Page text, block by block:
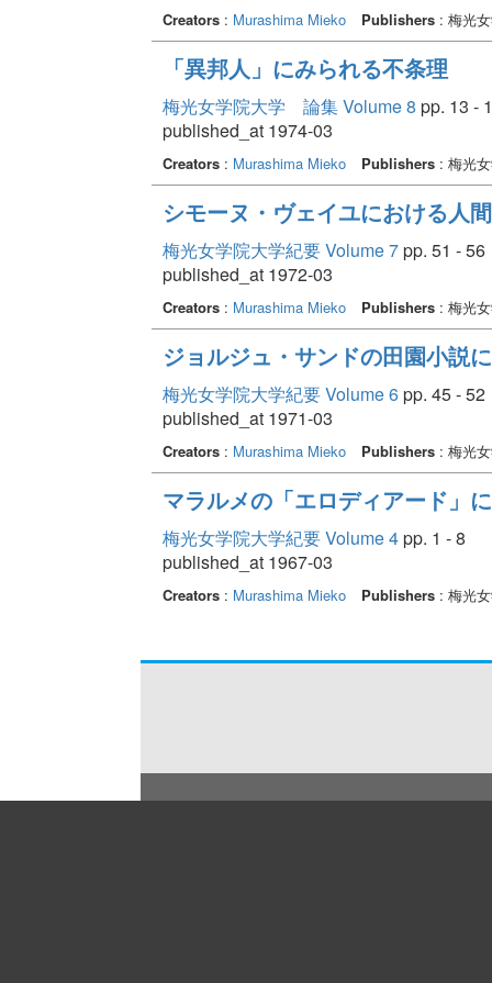
Creators: Murashima Mieko Publishers: 梅光女
「異邦人」にみられる不条理
梅光女学院大学 論集 Volume 8 pp. 13 -
published_at 1974-03
Creators: Murashima Mieko Publishers: 梅光女
シモーヌ・ヴェイユにおける人
梅光女学院大学紀要 Volume 7pp. 51 - 56
published_at 1972-03
Creators: Murashima Mieko Publishers: 梅光女
ジョルジュ・サンドの田園小説
梅光女学院大学紀要 Volume 6pp. 45 - 52
published_at 1971-03
Creators: Murashima Mieko Publishers: 梅光女
マラルメの「エロディアード」
梅光女学院大学紀要 Volume 4pp. 1 - 8
published_at 1967-03
Creators: Murashima Mieko Publishers: 梅光女